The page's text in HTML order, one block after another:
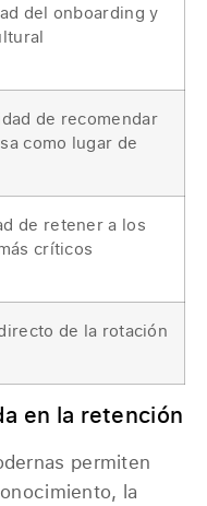
del onboarding y
de recomendar
como lugar de
de retener a los
críticos
de la rotación
en la retención
permiten
la